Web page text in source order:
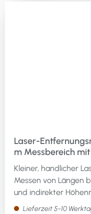
Laser-
m Messbereich
Kleiner, handlicher
Messen von Längen
und indirekter
auf inch/feet
Lieferzeit 5-10